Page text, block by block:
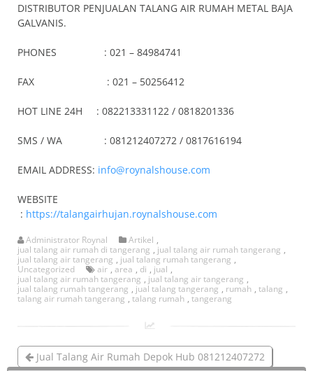
DISTRIBUTOR PENJUALAN TALANG AIR RUMAH METAL BAJA
GALVANIS.
PHONES : 021 – 84984741
FAX : 021 – 50256412
HOT LINE 24H : 082213331122 / 0818201336
SMS / WA : 081212407272 / 0817616194
EMAIL ADDRESS: info@roynalshouse.com
WEBSITE
: https://talangairhujan.roynalshouse.com
Administrator Roynal Artikel ,
jual talang air rumah di tangerang , jual talang air rumah tangerang ,
jual talang air tangerang , jual talang rumah tangerang ,
Uncategorized
air , area , di , jual ,
jual talang air rumah tangerang , jual talang air tangerang ,
jual talang rumah tangerang , jual talang tangerang , rumah , talang ,
talang air rumah tangerang , talang rumah , tangerang
Jual Talang Air Rumah Depok Hub 081212407272